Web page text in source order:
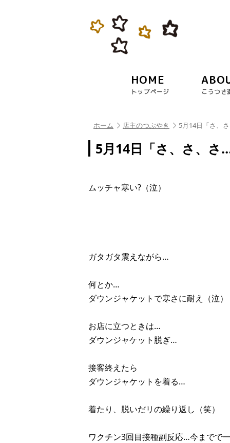
HOME
トップページ こうつさ
ホーム 店主のつぶやき 5月14日「さ、
5月14日「さ、さ、さ…
ムッチャ寒い?（泣）
ガタガタ震えながら…
何とか…
ダウンジャケットで寒さに耐え（泣）
お店に立つときは…
ダウンジャケット脱ぎ…
接客終えたら
ダウンジャケットを着る…
着たり、脱いだリの繰り返し（笑）
ワクチン3回目接種副反応…今までで